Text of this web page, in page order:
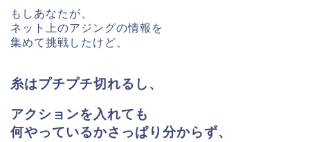
もしあなたが、
ネット上のアジングの情報を
集めて挑戦したけど、
糸はプチプチ切れるし、
アクションを入れても
何やっているかさっぱり分からず、